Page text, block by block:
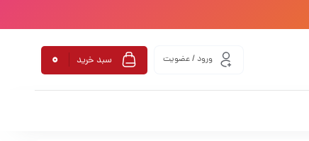
ورود / عضویت سبد خرید 0